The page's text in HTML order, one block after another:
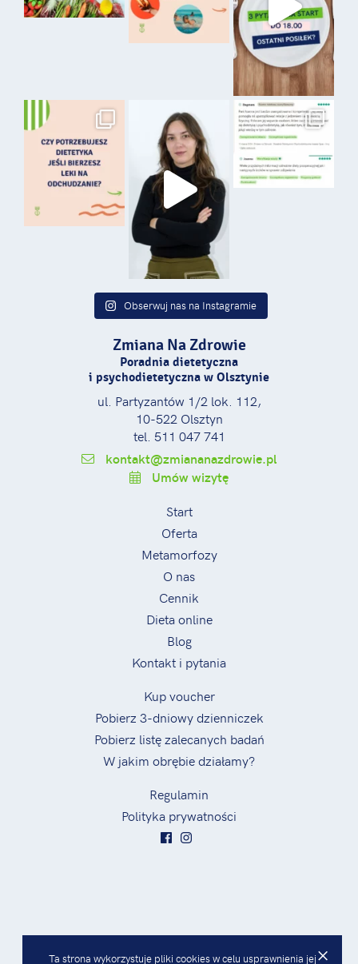
Obserwuj nas na Instagramie
Zmiana Na Zdrowie
Poradnia dietetyczna
i psychodietetyczna w Olsztynie
ul. Partyzantów 1/2 lok. 112,
10-522 Olsztyn
tel. 511 047 741
kontakt@zmiananazdrowie.pl
Umów wizytę
Start
Oferta
Metamorfozy
O nas
Cennik
Dieta online
Blog
Kontakt i pytania
Kup voucher
Pobierz 3-dniowy dzienniczek
Pobierz listę zalecanych badań
W jakim obrębie działamy?
Regulamin
Polityka prywatności
×
Ta strona wykorzystuje pliki cookies w celu usprawnienia jej